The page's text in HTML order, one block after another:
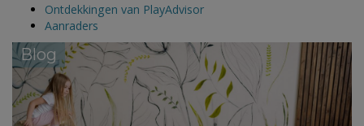
Ontdekkingen van PlayAdvisor
Aanraders
Blog